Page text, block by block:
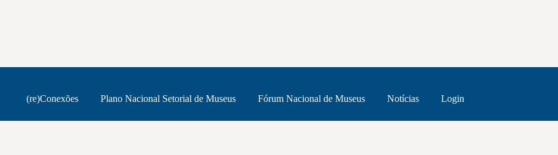
(re)Conexões Plano Nacional Setorial de Museus Fórum Nacional de Museus Notícias Login